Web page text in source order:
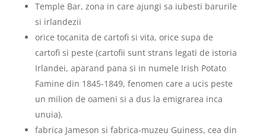
Temple Bar, zona in care ajungi sa iubesti barurile
si irlandezii
orice tocanita de cartofi si vita, orice supa de
cartofi si peste (cartofii sunt strans legati de istoria
Irlandei, aparand pana si in numele Irish Potato
Famine din 1845-1849, fenomen care a ucis peste
un milion de oameni si a dus la emigrarea inca
unuia).
fabrica Jameson si fabrica-muzeu Guiness, cea din